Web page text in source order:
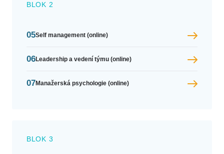
BLOK 2
05Self management (online)
06Leadership a vedení týmu (online)
07Manažerská psychologie (online)
BLOK 3